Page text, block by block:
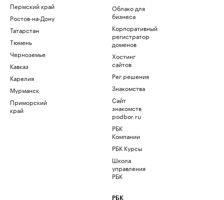
Пермский край
Ростов-на-Дону
Татарстан
Тюмень
Черноземье
Кавказ
Карелия
Мурманск
Приморский
край
Облако для
бизнеса
Корпоративный
регистратор
доменов
Хостинг
сайтов
Рег.решения
Знакомства
Сайт
знакомств
podbor.ru
РБК
Компании
РБК Курсы
Школа
управления
РБК
РБК